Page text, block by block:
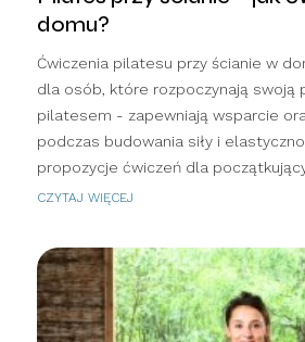
domu?
Ćwiczenia pilatesu przy ścianie w
dla osób, które rozpoczynają swoją
pilatesem - zapewniają wsparcie
podczas budowania siły i
propozycje ćwiczeń dla
CZYTAJ WIĘCEJ